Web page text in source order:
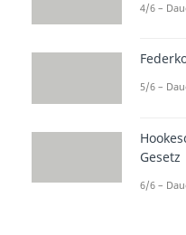
4/6 –
5/6 –
Gesetz
6/6 –